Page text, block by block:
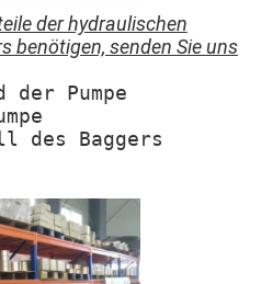
der hydraulischen
benötigen, senden Sie uns
Pumpe
des Baggers